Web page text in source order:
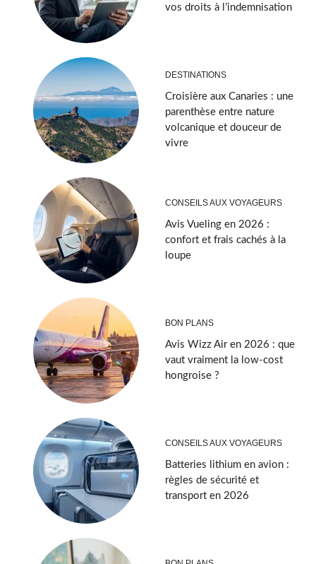
vos droits à l’indemnisation
DESTINATIONS
Croisière aux Canaries : une
parenthèse entre nature
volcanique et douceur de
vivre
CONSEILS AUX VOYAGEURS
Avis Vueling en 2026 :
confort et frais cachés à la
loupe
BON PLANS
Avis Wizz Air en 2026 : que
vaut vraiment la low-cost
hongroise ?
CONSEILS AUX VOYAGEURS
Batteries lithium en avion :
règles de sécurité et
transport en 2026